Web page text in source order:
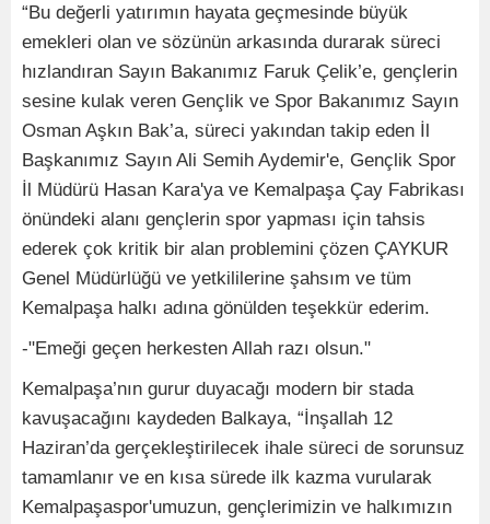
“Bu değerli yatırımın hayata geçmesinde büyük
emekleri olan ve sözünün arkasında durarak süreci
hızlandıran Sayın Bakanımız Faruk Çelik’e, gençlerin
sesine kulak veren Gençlik ve Spor Bakanımız Sayın
Osman Aşkın Bak’a, süreci yakından takip eden İl
Başkanımız Sayın Ali Semih Aydemir'e, Gençlik Spor
İl Müdürü Hasan Kara'ya ve Kemalpaşa Çay Fabrikası
önündeki alanı gençlerin spor yapması için tahsis
ederek çok kritik bir alan problemini çözen ÇAYKUR
Genel Müdürlüğü ve yetkililerine şahsım ve tüm
Kemalpaşa halkı adına gönülden teşekkür ederim.
-"Emeği geçen herkesten Allah razı olsun."
Kemalpaşa’nın gurur duyacağı modern bir stada
kavuşacağını kaydeden Balkaya, “İnşallah 12
Haziran’da gerçekleştirilecek ihale süreci de sorunsuz
tamamlanır ve en kısa sürede ilk kazma vurularak
Kemalpaşaspor'umuzun, gençlerimizin ve halkımızın